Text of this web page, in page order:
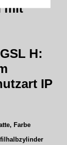
mit
H:
IP
Farbe